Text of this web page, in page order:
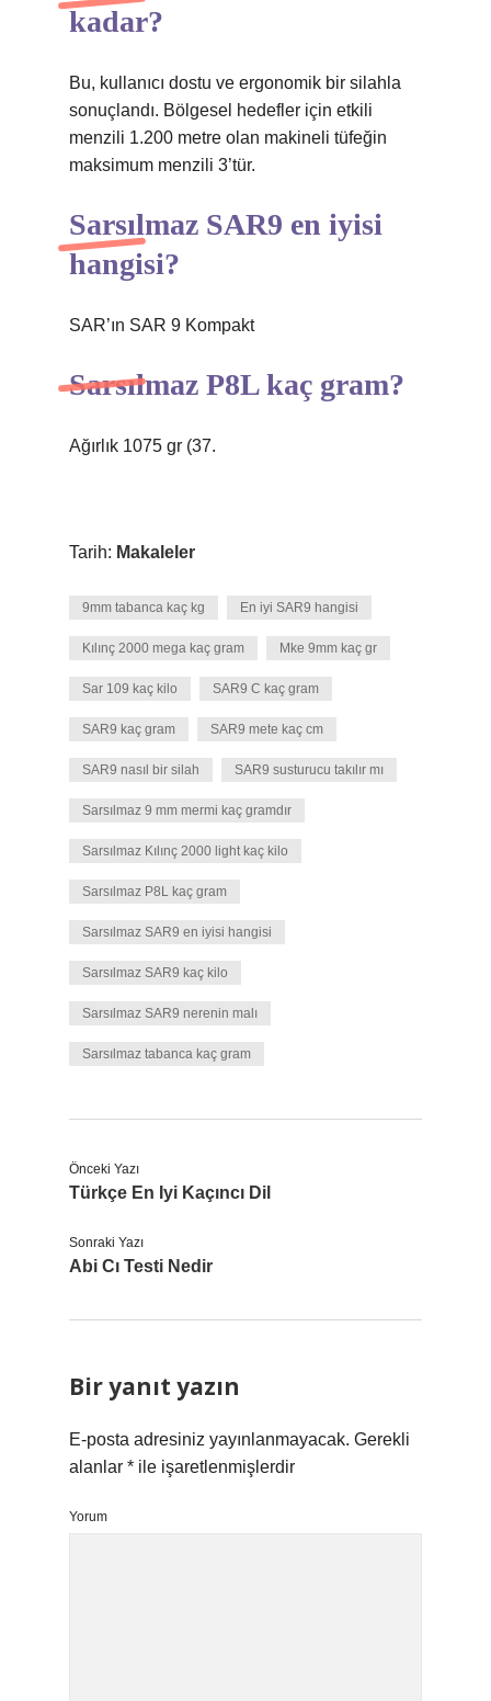
kadar?
Bu, kullanıcı dostu ve ergonomik bir silahla
sonuçlandı. Bölgesel hedefler için etkili
menzili 1.200 metre olan makineli tüfeğin
maksimum menzili 3’tür.
Sarsılmaz SAR9 en iyisi
hangisi?
SAR’ın SAR 9 Kompakt
Sarsılmaz P8L kaç gram?
Ağırlık 1075 gr (37.
Tarih: Makaleler
9mm tabanca kaç kg En iyi SAR9 hangisi
Kılınç 2000 mega kaç gram Mke 9mm kaç gr
Sar 109 kaç kilo SAR9 C kaç gram
SAR9 kaç gram SAR9 mete kaç cm
SAR9 nasıl bir silah SAR9 susturucu takılır mı
Sarsılmaz 9 mm mermi kaç gramdır
Sarsılmaz Kılınç 2000 light kaç kilo
Sarsılmaz P8L kaç gram
Sarsılmaz SAR9 en iyisi hangisi
Sarsılmaz SAR9 kaç kilo
Sarsılmaz SAR9 nerenin malı
Sarsılmaz tabanca kaç gram
Önceki Yazı
Türkçe En Iyi Kaçıncı Dil
Sonraki Yazı
Abi Cı Testi Nedir
Bir yanıt yazın
E-posta adresiniz yayınlanmayacak. Gerekli
alanlar * ile işaretlenmişlerdir
Yorum